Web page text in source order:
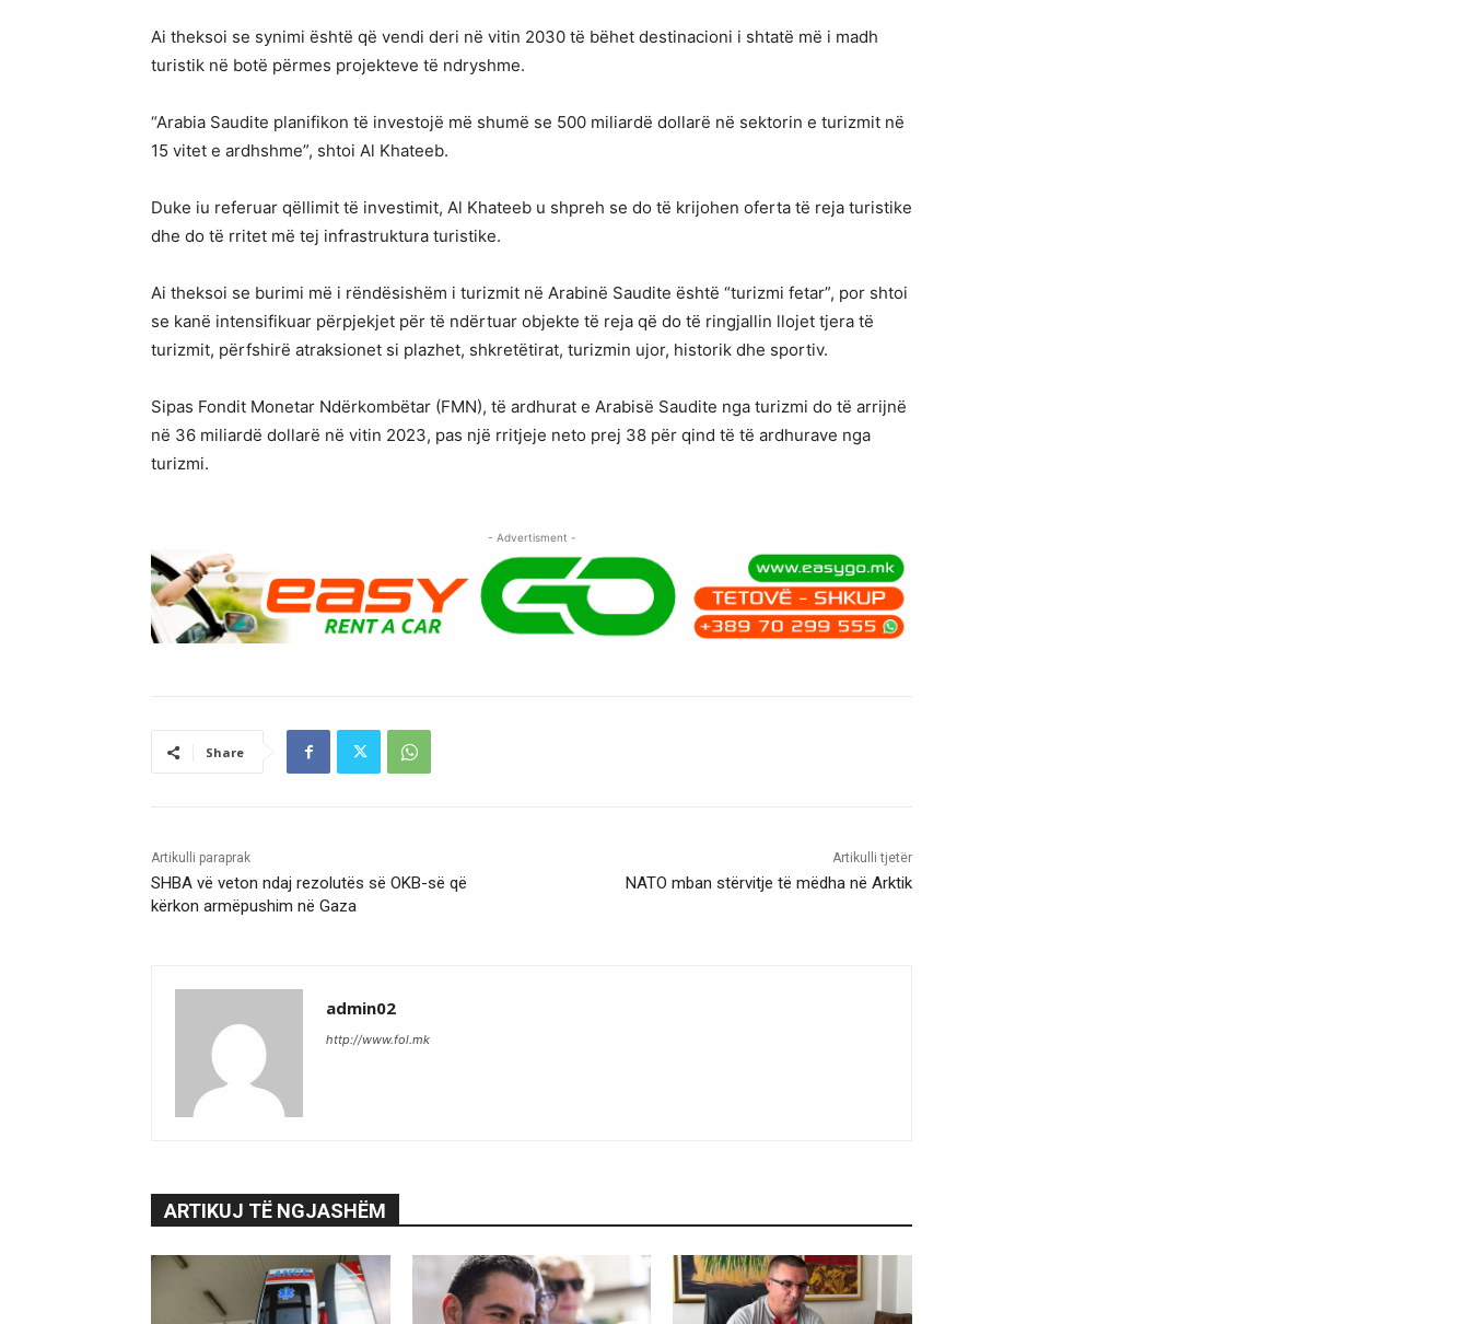
Ai theksoi se synimi është që vendi deri në vitin 2030 të bëhet destinacioni i shtatë më i madh
turistik në botë përmes projekteve të ndryshme.
“Arabia Saudite planifikon të investojë më shumë se 500 miliardë dollarë në sektorin e turizmit në
15 vitet e ardhshme”, shtoi Al Khateeb.
Duke iu referuar qëllimit të investimit, Al Khateeb u shpreh se do të krijohen oferta të reja turistike
dhe do të rritet më tej infrastruktura turistike.
Ai theksoi se burimi më i rëndësishëm i turizmit në Arabinë Saudite është “turizmi fetar”, por shtoi
se kanë intensifikuar përpjekjet për të ndërtuar objekte të reja që do të ringjallin llojet tjera të
turizmit, përfshirë atraksionet si plazhet, shkretëtirat, turizmin ujor, historik dhe sportiv.
Sipas Fondit Monetar Ndërkombëtar (FMN), të ardhurat e Arabisë Saudite nga turizmi do të arrijnë
në 36 miliardë dollarë në vitin 2023, pas një rritjeje neto prej 38 për qind të të ardhurave nga
turizmi.
- Advertisment -
Share
Artikulli paraprak
SHBA vë veton ndaj rezolutës së OKB-së që
kërkon armëpushim në Gaza
Artikulli tjetër
NATO mban stërvitje të mëdha në Arktik
admin02
http://www.fol.mk
ARTIKUJ TË NGJASHËM